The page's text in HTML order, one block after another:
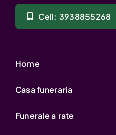
Cell: 3938855268
Home
Casa funeraria
Funerale a rate